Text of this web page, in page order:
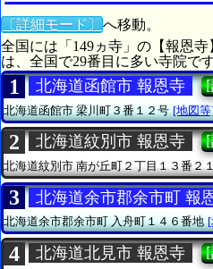
〔詳細モード〕 へ移動。
全国には「149ヵ寺」の【報恩寺
は、全国で29番目に多い寺院です
1 北海道函館市 報恩寺
北海道函館市梁川町３番１２号 [地図
2 北海道紋別市 報恩寺
北海道紋別市 南が丘町２丁目１３番２
3 北海道余市郡余市町 報
北海道余市郡余市町入舟町１４６番地 [
4 北海道北見市 報恩寺